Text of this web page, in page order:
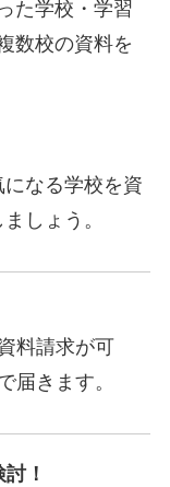
た学校・学習
数校の資料を
なる学校を資
しょう。
料請求が可
届きます。
！